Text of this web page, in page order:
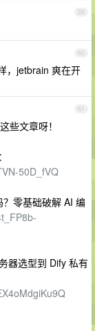
59
60
，jetbrain 爽在开
61
些文章呀！
50D_fVQ
零基础破解 AI 编
器选型到 Dify 私有